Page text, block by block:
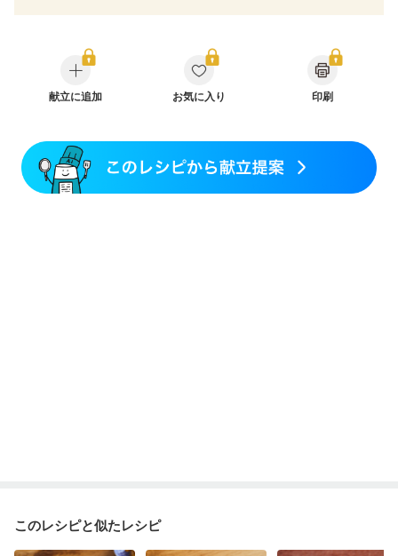
糖尿病性腎症（第２期）
糖尿病性腎症（第３期）
CKD（ステージ１）
CKD（ステージ２）
CKD（ステージ３a）
CKD（ステージ３b）
乳がん治療を終えた方・経過観察中の方など
産後（ミルク）
骨折 骨粗しょう症
関節リウマチ
フレイル（年齢に合わせた体作り）
献立に追加 お気に入り 印刷
このレシピと似たレシピ